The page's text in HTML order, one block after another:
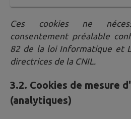
Ces cookies ne
consentement préalable
82 de la loi Informatique et
directrices de la CNIL.
3.2. Cookies de mesure
(analytiques)